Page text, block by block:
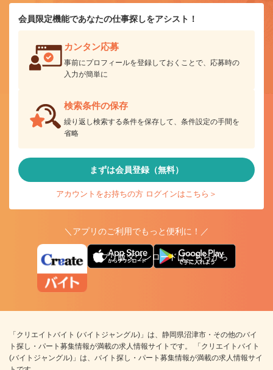
会員限定機能であなたの仕事探しをアシスト！
カンタン応募
事前にプロフィールを登録しておくことで、応募時の
入力が簡単に
検索条件の保存
繰り返し検索する条件を保存して、条件設定の手間を
省略
まずは会員登録（無料）
アカウントをお持ちの方 ログインはこちら＞
＼アプリのご利用でもっと便利に！／
アプリ版ダウンロードはこちらから
「クリエイトバイト (バイトジャングル)」は、静岡県沼津市・その他のバイ
ト探し・パート募集情報が満載の求人情報サイトです。 「クリエイトバイト
(バイトジャングル)」は、バイト探し・パート募集情報が満載の求人情報サイ